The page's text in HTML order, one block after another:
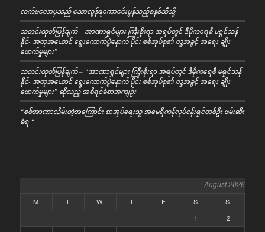
လက်ဗလောမှသည် သောလွန်ရကောင်ေးမွန်သည့်စနစ်ဆီသို့
သတင်းထုတ်ပြန်ချက် – အာဏာရှင်များ ကြီးစိုးရာ အရပ်တွင် ဒီမိုကရေစီ မရှင်သန်
နိုင်- အတုအယောင် ရွေးကောက်ပွဲနောက် ပိုင်း စစ်အုပ်စု၏ လူ့အခွင့် အရေး ချိုး
ဖောက်မှုများ”
သတင်းထုတ်ပြန်ချက် – “အာဏာရှင်များ ကြီးစိုးရာ အရပ်တွင် ဒီမိုကရေစီ မရှင်သန်
နိုင်- အတုအယောင် ရွေးကောက်ပွဲနောက် ပိုင်း စစ်အုပ်စု၏ လူ့အခွင့် အရေး ချိုး
ဖောက်မှုများ” ဆိုသည့် အစီရင်ခံစာအကျဉ်း
“စစ်အာဏာသိမ်းတဲ့အကြောင်း စာအုပ်ရေးသူ အမေရိကန်လုပ်ငန်းရှင်တစ်ဦး ဖမ်းဆီး
ခံရ “
August 2026
M T W T F S
S
1
2